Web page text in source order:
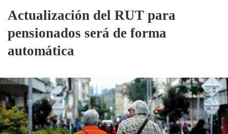
Actualización del RUT para
pensionados será de forma
automática